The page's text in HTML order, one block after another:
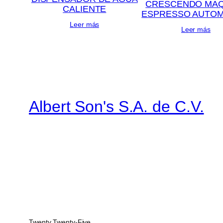
CALIENTE
Leer más
CRESCENDO
ESPRESSO
Leer más
Albert Son's S.A. de C.V.